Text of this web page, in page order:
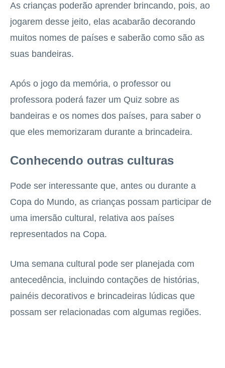
As crianças poderão aprender brincando, pois, ao
jogarem desse jeito, elas acabarão decorando
muitos nomes de países e saberão como são as
suas bandeiras.
Após o jogo da memória, o professor ou
professora poderá fazer um Quiz sobre as
bandeiras e os nomes dos países, para saber o
que eles memorizaram durante a brincadeira.
Conhecendo outras culturas
Pode ser interessante que, antes ou durante a
Copa do Mundo, as crianças possam participar de
uma imersão cultural, relativa aos países
representados na Copa.
Uma semana cultural pode ser planejada com
antecedência, incluindo contações de histórias,
painéis decorativos e brincadeiras lúdicas que
possam ser relacionadas com algumas regiões.